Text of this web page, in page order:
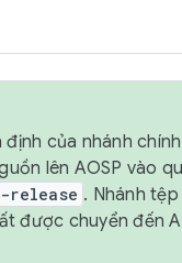
của nhánh
lên AOSP vào
release . Nhánh
được chuyển đến